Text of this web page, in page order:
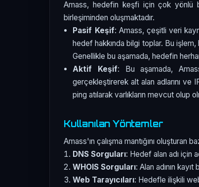
Amass, hedefin keşfi için çok yönlü
birleşiminden oluşmaktadır.
Pasif Keşif: Amass, çeşitli veri
hedef hakkında bilgi toplar. Bu
Genellikle bu aşamada, hedefin
Aktif Keşif: Bu aşamada,
gerçekleştirerek alt alan adlarını ve
ping atılarak varlıkların mevcut olup
Kullanılan Yöntemler
Amass'ın çalışma mantığını oluşturan
DNS Sorguları: Hedef alan adı için
WHOIS Sorguları: Alan adının
Web Tarayıcıları: Hedefle ilişkili